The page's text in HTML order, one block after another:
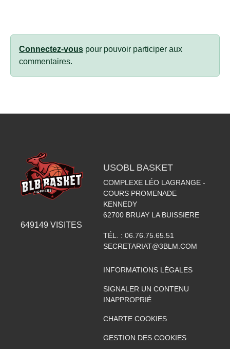
Connectez-vous pour pouvoir participer aux
commentaires.
649149 VISITES
USOBL BASKET
COMPLEXE LÉO LAGRANGE -
COURS PROMENADE
KENNEDY
62700 BRUAY LA BUISSIERE
TÉL. : 06.76.75.65.51
SECRETARIAT@3BLM.COM
INFORMATIONS LÉGALES
SIGNALER UN CONTENU
INAPPROPRIÉ
CHARTE COOKIES
GESTION DES COOKIES